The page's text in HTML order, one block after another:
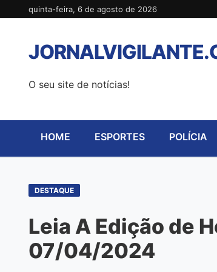
para
conteúdo
quinta-feira, 6 de agosto de 2026
O seu site de notícias!
HOME ESPORTES POLÍCIA
DESTAQUE
Leia A Edição de
07/04/2024